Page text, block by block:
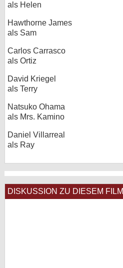
als Helen
Hawthorne James
als Sam
Carlos Carrasco
als Ortiz
David Kriegel
als Terry
Natsuko Ohama
als Mrs. Kamino
Daniel Villarreal
als Ray
DISKUSSION ZU DIESEM FILM